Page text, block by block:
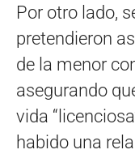
Por otro lado,
pretendieron
de la menor
asegurando
vida
habido una